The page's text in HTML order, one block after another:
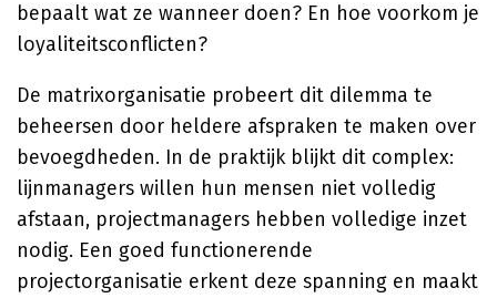
bepaalt wat ze wanneer doen? En hoe voorkom je
loyaliteitsconflicten?
De matrixorganisatie probeert dit dilemma te
beheersen door heldere afspraken te maken over
bevoegdheden. In de praktijk blijkt dit complex:
lijnmanagers willen hun mensen niet volledig
afstaan, projectmanagers hebben volledige inzet
nodig. Een goed functionerende
projectorganisatie erkent deze spanning en maakt